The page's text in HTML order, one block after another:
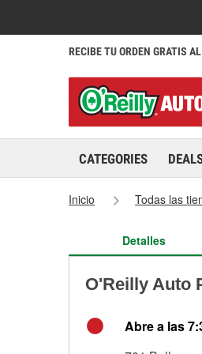
RECIBE TU ORDEN GRATIS
CATEGORIES
Inicio Todas las
Detalles
O'Reilly Auto
Abre a las